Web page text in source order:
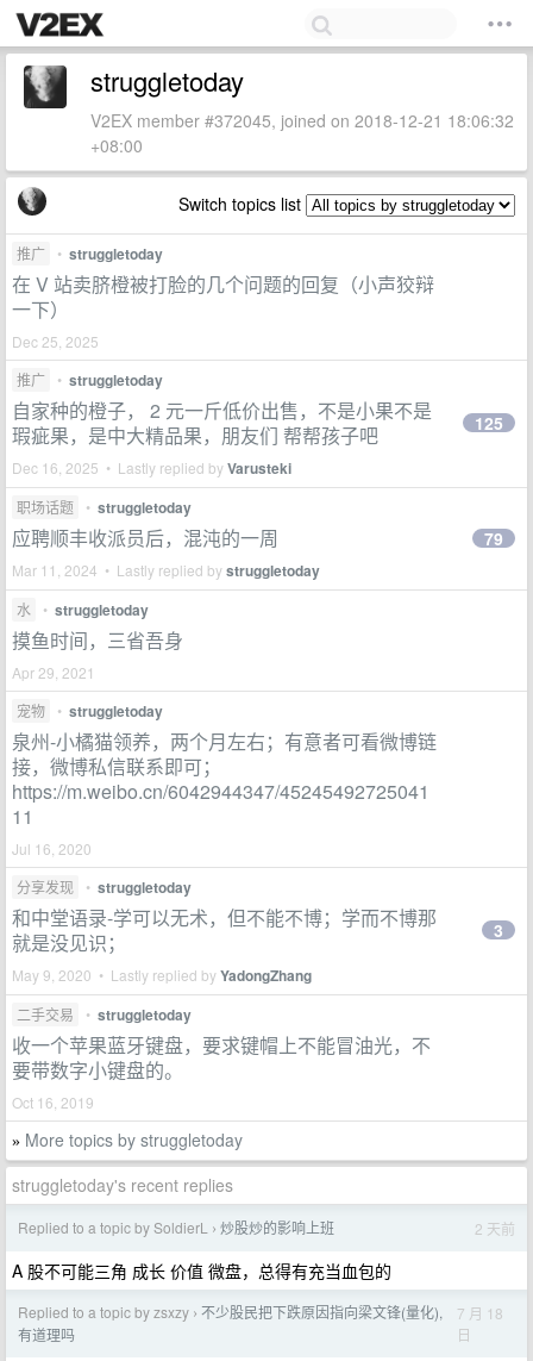
struggletoday
V2EX member #372045, joined on 2018-12-21 18:06:32
+08:00
Switch topics list
推广 • struggletoday
在 V 站卖脐橙被打脸的几个问题的回复（小声狡辩
一下）
Dec 25, 2025
推广
• struggletoday
自家种的橙子， 2 元一斤低价出售，不是小果不是
瑕疵果，是中大精品果，朋友们 帮帮孩子吧
Dec 16, 2025 • Lastly replied byVarusteki
125
职场话题 • struggletoday
应聘顺丰收派员后，混沌的一周
Mar 11, 2024 • Lastly replied bystruggletoday
79
水 • struggletoday
摸鱼时间，三省吾身
Apr 29, 2021
宠物
• struggletoday
泉州-小橘猫领养，两个月左右；有意者可看微博链
接，微博私信联系即可；
https://m.weibo.cn/6042944347/45245492725041
11
Jul 16, 2020
分享发现
• struggletoday
和中堂语录-学可以无术，但不能不博；学而不博那
就是没见识；
May 9, 2020 • Lastly replied byYadongZhang
3
二手交易 • struggletoday
收一个苹果蓝牙键盘，要求键帽上不能冒油光，不
要带数字小键盘的。
Oct 16, 2019
» More topics by struggletoday
struggletoday's recent replies
Replied to a topic by SoldierL › 炒股炒的影响上班 2 天前
A 股不可能三角 成长 价值 微盘，总得有充当血包的
Replied to a topic by zsxzy › 不少股民把下跌原因指向梁文锋(量化),
有道理吗
7 月 18
日